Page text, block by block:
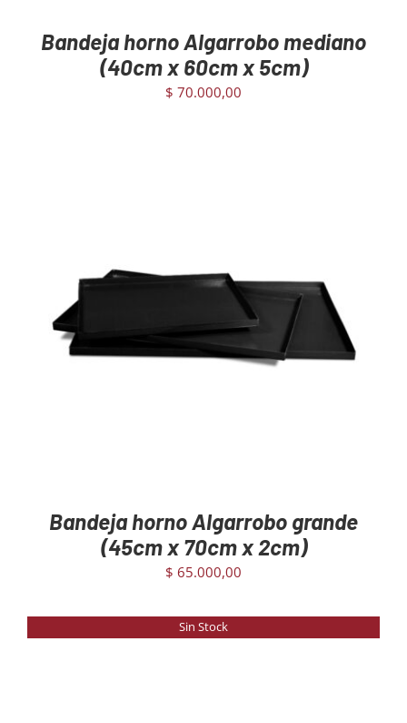
Bandeja horno Algarrobo mediano
(40cm x 60cm x 5cm)
$ 70.000,00
/ DETAILS
Bandeja horno Algarrobo grande
(45cm x 70cm x 2cm)
$ 65.000,00
Sin Stock